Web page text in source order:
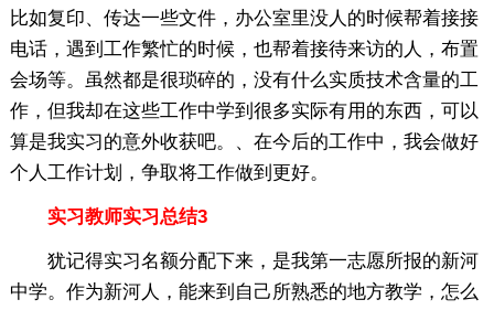
比如复印、传达一些文件，办公室里没人的时候帮着接接
电话，遇到工作繁忙的时候，也帮着接待来访的人，布置
会场等。虽然都是很琐碎的，没有什么实质技术含量的工
作，但我却在这些工作中学到很多实际有用的东西，可以
算是我实习的意外收获吧。、在今后的工作中，我会做好
个人工作计划，争取将工作做到更好。
实习教师实习总结3
犹记得实习名额分配下来，是我第一志愿所报的新河
中学。作为新河人，能来到自己所熟悉的地方教学，怎么